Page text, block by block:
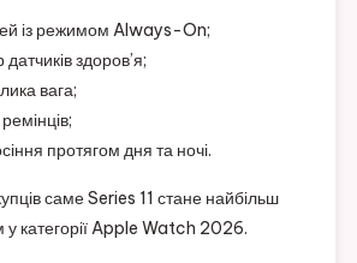
із режимом Always-On;
здоров’я;
вага;
протягом дня та ночі.
саме Series 11 стане найбільш
у категорії Apple Watch 2026.